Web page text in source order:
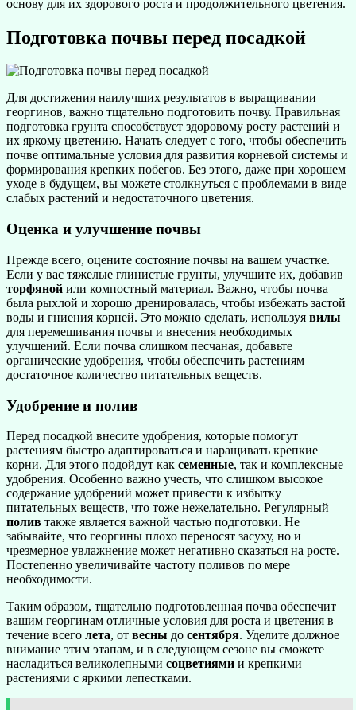
основу для их здорового роста и продолжительного цветения.
Подготовка почвы перед посадкой
Для достижения наилучших результатов в выращивании
георгинов, важно тщательно подготовить почву. Правильная
подготовка грунта способствует здоровому росту растений и
их яркому цветению. Начать следует с того, чтобы обеспечить
почве оптимальные условия для развития корневой системы и
формирования крепких побегов. Без этого, даже при хорошем
уходе в будущем, вы можете столкнуться с проблемами в виде
слабых растений и недостаточного цветения.
Оценка и улучшение почвы
Прежде всего, оцените состояние почвы на вашем участке.
Если у вас тяжелые глинистые грунты, улучшите их, добавив
торфяной или компостный материал. Важно, чтобы почва
была рыхлой и хорошо дренировалась, чтобы избежать застой
воды и гниения корней. Это можно сделать, используя вилы
для перемешивания почвы и внесения необходимых
улучшений. Если почва слишком песчаная, добавьте
органические удобрения, чтобы обеспечить растениям
достаточное количество питательных веществ.
Удобрение и полив
Перед посадкой внесите удобрения, которые помогут
растениям быстро адаптироваться и наращивать крепкие
корни. Для этого подойдут как семенные, так и комплексные
удобрения. Особенно важно учесть, что слишком высокое
содержание удобрений может привести к избытку
питательных веществ, что тоже нежелательно. Регулярный
полив также является важной частью подготовки. Не
забывайте, что георгины плохо переносят засуху, но и
чрезмерное увлажнение может негативно сказаться на росте.
Постепенно увеличивайте частоту поливов по мере
необходимости.
Таким образом, тщательно подготовленная почва обеспечит
вашим георгинам отличные условия для роста и цветения в
течение всего лета, от весны до сентября. Уделите должное
внимание этим этапам, и в следующем сезоне вы сможете
насладиться великолепными соцветиями и крепкими
растениями с яркими лепестками.